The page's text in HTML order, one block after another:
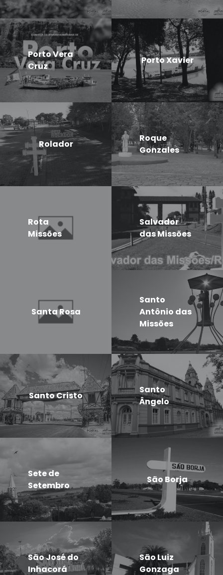
Porto Vera
Cruz
Porto Xavier
Rolador
Roque
Gonzales
Rota
Missões
Salvador
das Missões
Santa Rosa
Santo
Antônio das
Missões
Santo Cristo
Santo
Ângelo
Sete de
Setembro
São Borja
São José do
Inhacorá
São Luiz
Gonzaga